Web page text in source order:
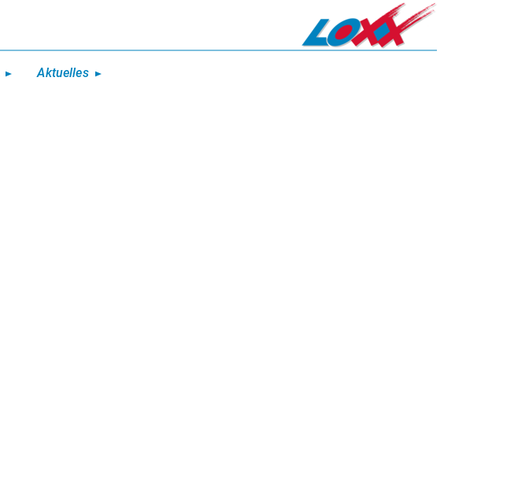
Aktuelles